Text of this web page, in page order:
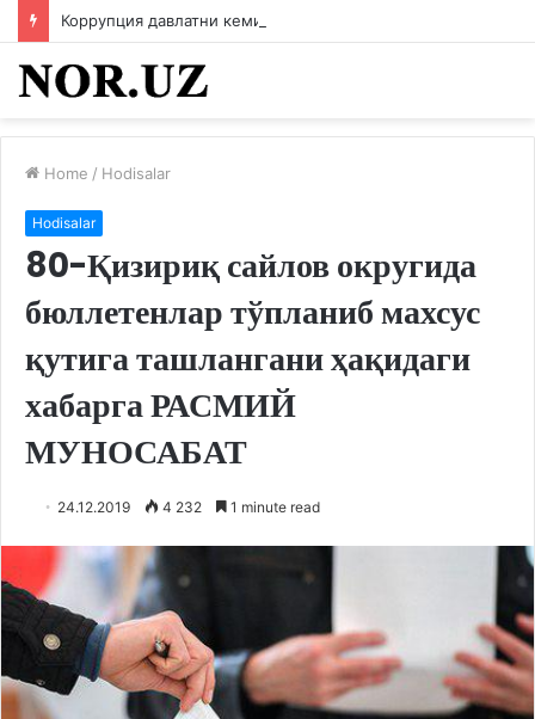
Коррупция давлатни кемиради
Home / Hodisalar
Hodisalar
80-Қизириқ сайлов округида​
бюллетенлар тўпланиб махсус
қутига ташлангани ҳақидаги
хабарга РАСМИЙ
МУНОСАБАТ
24.12.2019 4 232 1 minute read